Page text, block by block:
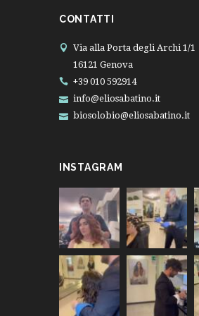
CONTATTI
Via alla Porta degli Archi 1/1
16121 Genova
+39 010 592914
info@eliosabatino.it
biosolobio@eliosabatino.it
INSTAGRAM